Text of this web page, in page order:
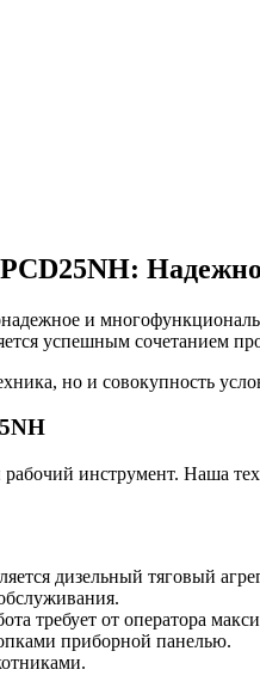
и
успешным сочетанием
но и совокупность
инструмент. Наша
дизельный тяговый
требует от оператора
приборной панелью.